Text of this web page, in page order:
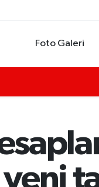
Foto Galeri
yeni